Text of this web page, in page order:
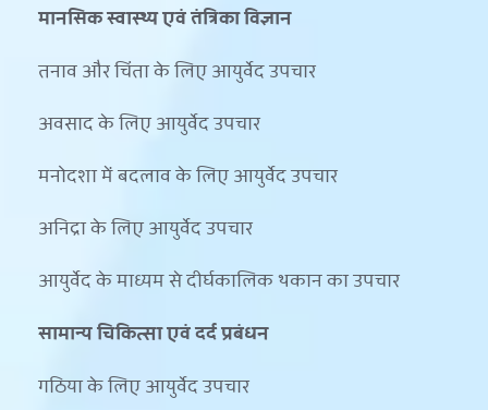
मानसिक स्वास्थ्य एवं तंत्रिका विज्ञान
तनाव और चिंता के लिए आयुर्वेद उपचार
अवसाद के लिए आयुर्वेद उपचार
मनोदशा में बदलाव के लिए आयुर्वेद उपचार
अनिद्रा के लिए आयुर्वेद उपचार
आयुर्वेद के माध्यम से दीर्घकालिक थकान का उपचार
सामान्य चिकित्सा एवं दर्द प्रबंधन
गठिया के लिए आयुर्वेद उपचार